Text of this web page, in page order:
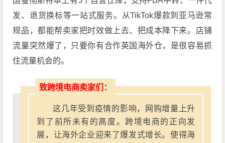
发、退货换标等一站式服务。从TikTok爆款到亚马逊常
规品，都能帮卖家把时效做上去、把成本降下来。店铺
流量突然爆了，只要你有合作英国海外仓，是很容易抓
住流量机会的。
致跨境电商卖家们：
这几年受到疫情的影响，网购增量上升
到了前所未有的高度。跨境电商的正向发
展，让海外企业迎来了爆发式增长。使得海